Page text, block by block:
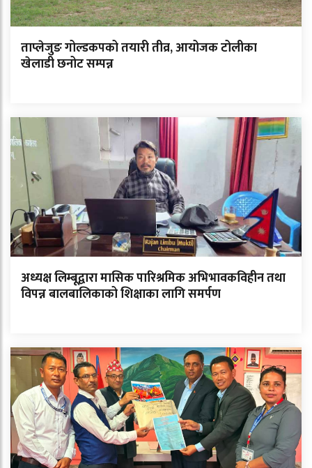
ताप्लेजुङ गोल्डकपको तयारी तीव्र, आयोजक टोलीका
खेलाडी छनोट सम्पन्न
अध्यक्ष लिम्बूद्वारा मासिक पारिश्रमिक अभिभावकविहीन तथा
विपन्न बालबालिकाको शिक्षाका लागि समर्पण